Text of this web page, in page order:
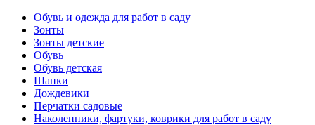
Обувь и одежда для работ в саду
Зонты
Зонты детские
Обувь
Обувь детская
Шапки
Дождевики
Перчатки садовые
Наколенники, фартуки, коврики для работ в саду